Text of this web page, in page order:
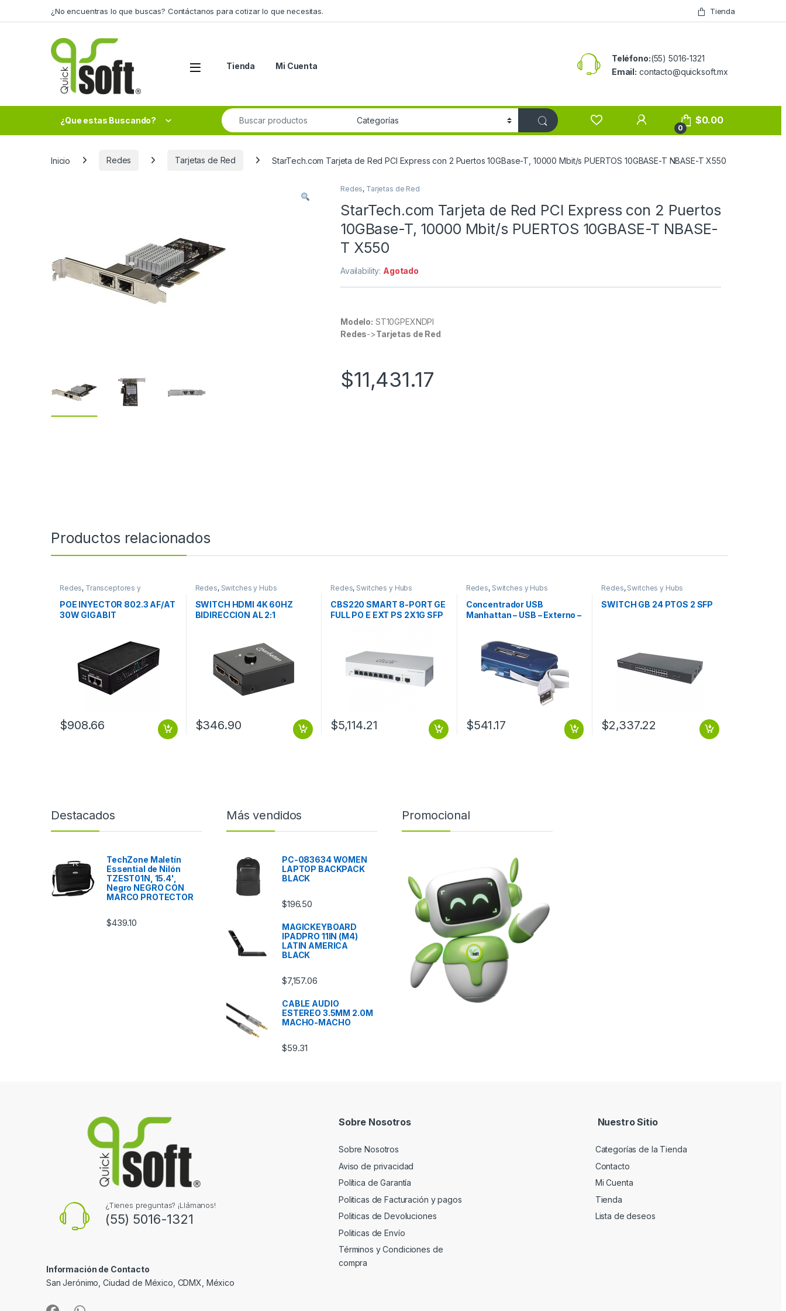
¿No encuentras lo que buscas? Contáctanos para cotizar lo que necesitas. Tienda
Tienda Mi Cuenta
Teléfono:(55) 5016-1321
Email: contacto@quicksoft.mx
¿Que estas Buscando?
Search for:
0
$0.00
Inicio Redes Tarjetas de Red StarTech.com Tarjeta de Red PCI Express con 2 Puertos 10GBase-T, 10000 Mbit/s PUERTOS 10GBASE-T NBASE-T X550
Redes, Tarjetas de Red
StarTech.com Tarjeta de Red PCI Express con 2 Puertos
10GBase-T, 10000 Mbit/s PUERTOS 10GBASE-T NBASE-
T X550
Availability: Agotado
Modelo: ST10GPEXNDPI
Redes->Tarjetas de Red
$11,431.17
Productos relacionados
Redes, Transceptores y
POE INYECTOR 802.3 AF/AT
30W GIGABIT
$908.66
Redes, Switches y Hubs
SWITCH HDMI 4K 60HZ
BIDIRECCION AL 2:1
$346.90
Redes, Switches y Hubs
CBS220 SMART 8-PORT GE
FULL PO E EXT PS 2X1G SFP
$5,114.21
Redes, Switches y Hubs
Concentrador USB
Manhattan – USB – Externo –
FUENTE.
$541.17
Redes, Switches y Hubs
SWITCH GB 24 PTOS 2 SFP
$2,337.22
Destacados
TechZone Maletín
Essential de Nilón
TZEST01N, 15.4',
Negro NEGRO CON
MARCO PROTECTOR
$439.10
Más vendidos
PC-083634 WOMEN
LAPTOP BACKPACK
BLACK
$196.50
MAGICKEYBOARD
IPADPRO 11IN (M4)
LATIN AMERICA
BLACK
$7,157.06
CABLE AUDIO
ESTEREO 3.5MM 2.0M
MACHO-MACHO
$59.31
Promocional
¿Tienes preguntas? ¡Llámanos!
(55) 5016-1321
Información de Contacto
San Jerónimo, Ciudad de México, CDMX, México
Sobre Nosotros
Sobre Nosotros
Aviso de privacidad
Política de Garantía
Politicas de Facturación y pagos
Politicas de Devoluciones
Politicas de Envío
Términos y Condiciones de
compra
Nuestro Sitio
Categorías de la Tienda
Contacto
Mi Cuenta
Tienda
Lista de deseos